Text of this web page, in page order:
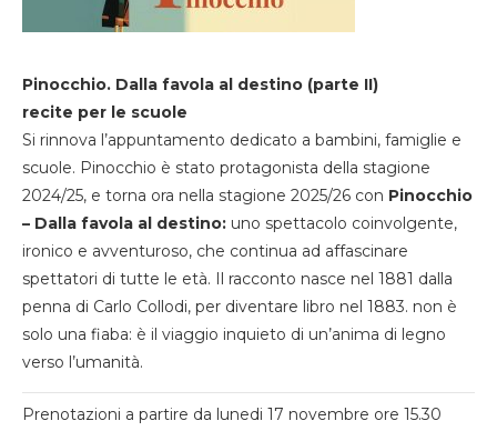
Pinocchio. Dalla favola al destino (parte II)
recite per le scuole
Si rinnova l’appuntamento dedicato a bambini, famiglie e
scuole. Pinocchio è stato protagonista della stagione
2024/25, e torna ora nella stagione 2025/26 con Pinocchio
– Dalla favola al destino: uno spettacolo coinvolgente,
ironico e avventuroso, che continua ad affascinare
spettatori di tutte le età. Il racconto nasce nel 1881 dalla
penna di Carlo Collodi, per diventare libro nel 1883. non è
solo una fiaba: è il viaggio inquieto di un’anima di legno
verso l’umanità.
Prenotazioni a partire da lunedi 17 novembre ore 15.30